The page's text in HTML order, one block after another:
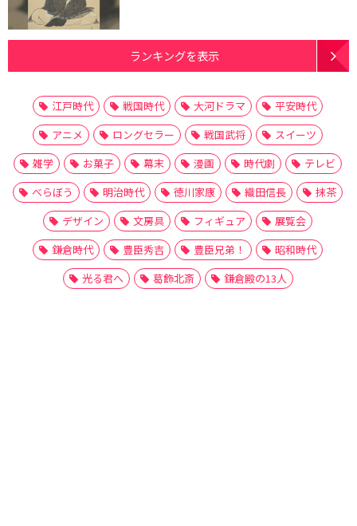
ランキングを表示
江戸時代 戦国時代 大河ドラマ
平安時代
アニメ
ロングセラー 戦国武将
スイーツ
雑学
お菓子 幕末 漫画 時代劇
テレビ
べらぼう
明治時代 徳川家康 織田信長
抹茶
デザイン
文房具 フィギュア
展覧会
鎌倉時代
豊臣秀吉 豊臣兄弟！
昭和時代
光る君へ
葛飾北斎 鎌倉殿の13人